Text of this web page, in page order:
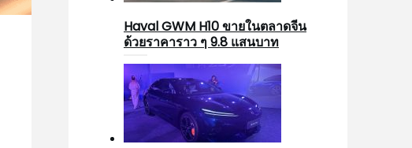
Haval GWM H10 ขายในตลาดจีน
ด้วยราคาราว ๆ 9.8 แสนบาท